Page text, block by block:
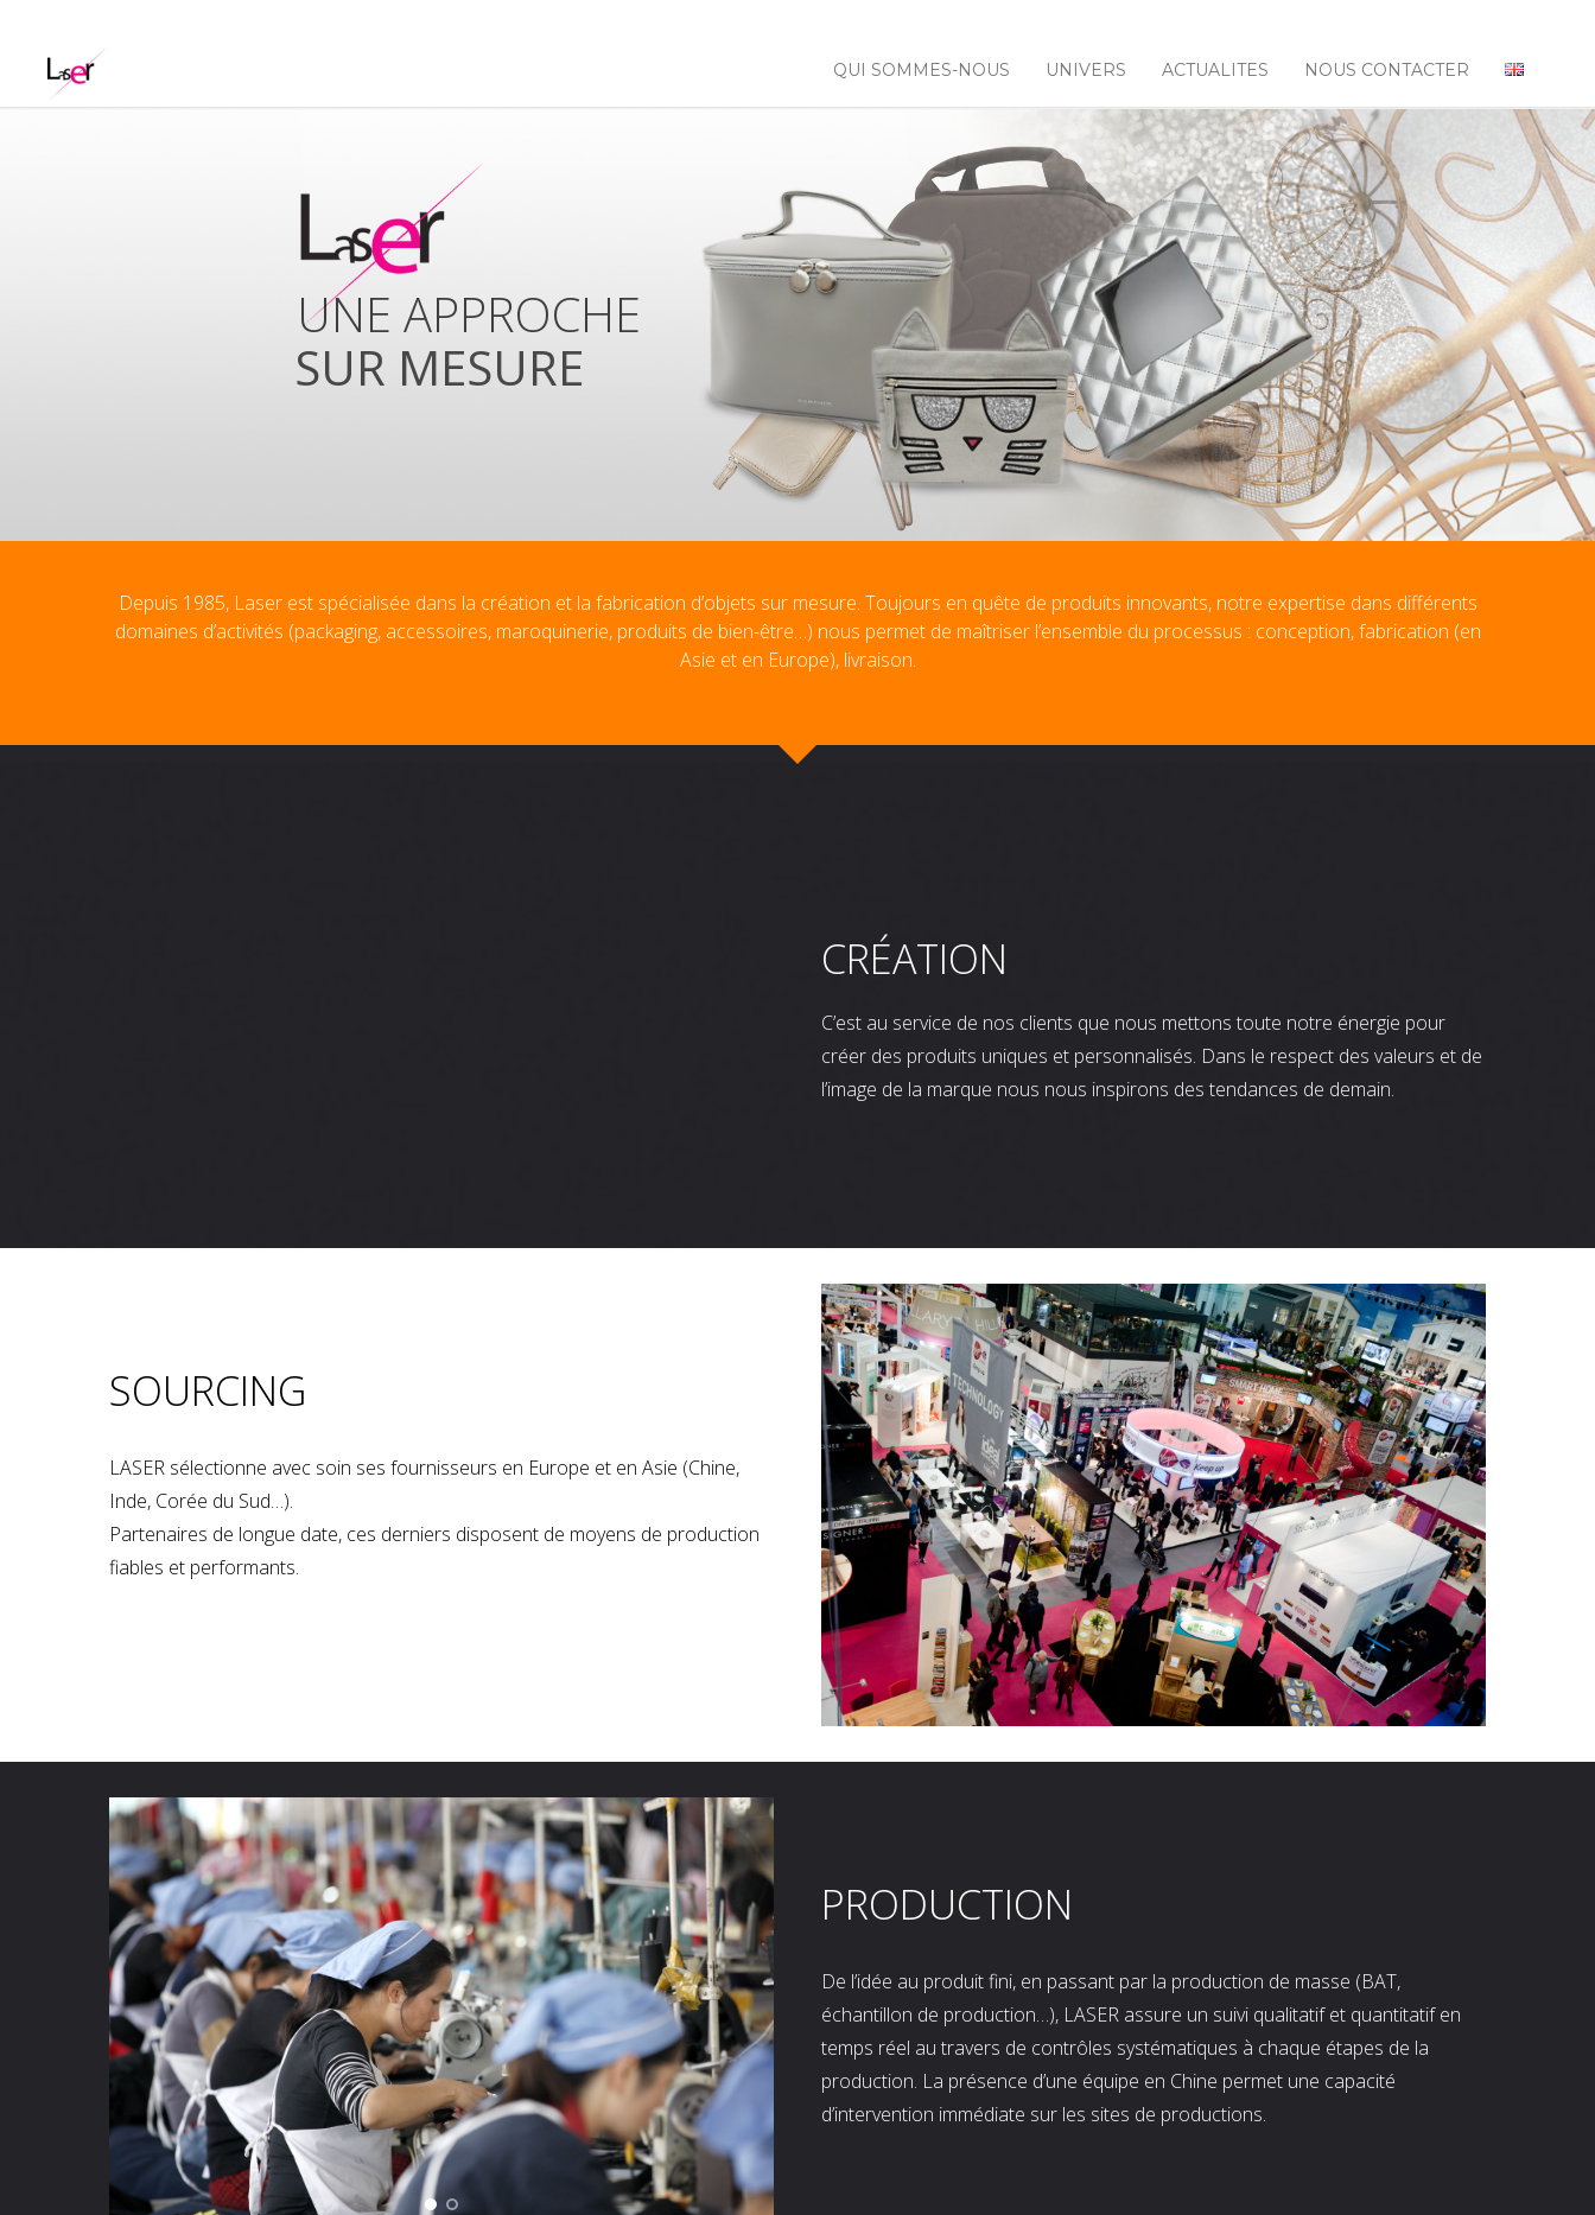
QUI SOMMES-NOUS UNIVERS ACTUALITES NOUS CONTACTER
COMPETENCES
UNISSONS NOS
Depuis 1985, Laser est spécialisée dans la création et la fabrication d’objets sur mesure. Toujours en quête de produits innovants, notre expertise dans différents
domaines d’activités (packaging, accessoires, maroquinerie, produits de bien-être…) nous permet de maîtriser l’ensemble du processus : conception, fabrication (en
Asie et en Europe), livraison.
CRÉATION
C’est au service de nos clients que nous mettons toute notre énergie pour
créer des produits uniques et personnalisés. Dans le respect des valeurs et de
l’image de la marque nous nous inspirons des tendances de demain.
SOURCING
LASER sélectionne avec soin ses fournisseurs en Europe et en Asie (Chine,
Inde, Corée du Sud…).
Partenaires de longue date, ces derniers disposent de moyens de production
fiables et performants.
PRODUCTION
De l’idée au produit fini, en passant par la production de masse (BAT,
échantillon de production…), LASER assure un suivi qualitatif et quantitatif en
temps réel au travers de contrôles systématiques à chaque étapes de la
production. La présence d’une équipe en Chine permet une capacité
d’intervention immédiate sur les sites de productions.